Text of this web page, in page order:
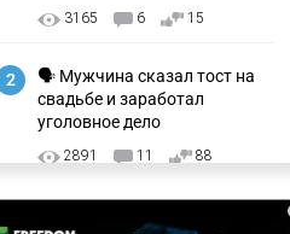
3165 6 15
2
🗣 Мужчина сказал тост на
свадьбе и заработал
уголовное дело
2891 11 88